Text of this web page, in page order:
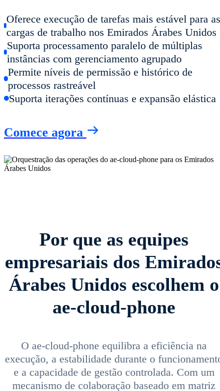
Oferece execução de tarefas mais estável para as
cargas de trabalho nos Emirados Árabes Unidos
Suporta processamento paralelo de múltiplas
instâncias com gerenciamento agrupado
Permite níveis de permissão e histórico de
processos rastreável
Suporta iterações contínuas e expansão elástica
Comece agora
Por que as equipes
empresariais dos
Árabes Unidos escolhem o
ae-cloud-phone
O ae-cloud-phone equilibra a eficiência na
execução, a estabilidade durante o
e a capacidade de gestão controlada. Com um
mecanismo de colaboração baseado em matriz